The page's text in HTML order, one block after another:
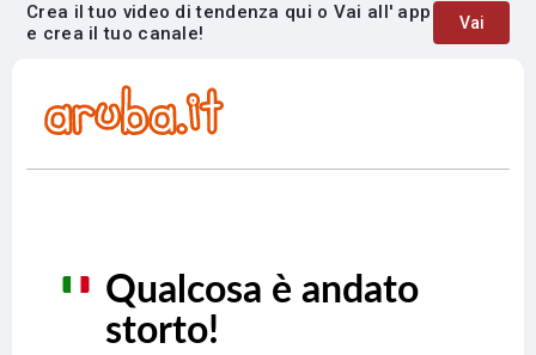
Crea il tuo video di tendenza qui o Vai all' app
e crea il tuo canale!
Vai